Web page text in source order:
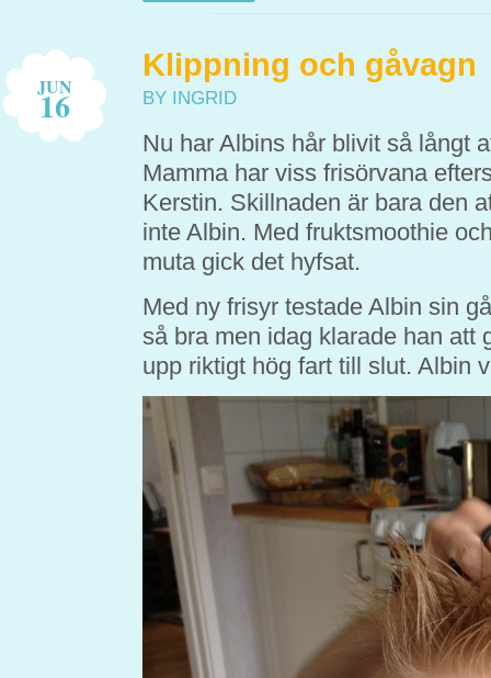
JUN
16
Klippning och gåvagn
BY INGRID
Nu har Albins hår blivit så långt
Mamma har viss frisörvana
Kerstin. Skillnaden är bara den
inte Albin. Med fruktsmoothie
muta gick det hyfsat.
Med ny frisyr testade Albin sin
så bra men idag klarade han att
upp riktigt hög fart till slut. Albin